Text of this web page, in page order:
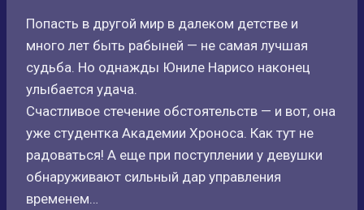
Попасть в другой мир в далеком детстве и
много лет быть рабыней — не самая лучшая
судьба. Но однажды Юниле Нарисо наконец
улыбается удача.
Счастливое стечение обстоятельств — и вот, она
уже студентка Академии Хроноса. Как тут не
радоваться! А еще при поступлении у девушки
обнаруживают сильный дар управления
временем…